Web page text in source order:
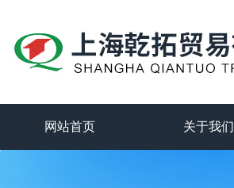
网站首页 关于我们